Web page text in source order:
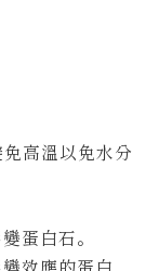
高溫以免水分
蛋白石。